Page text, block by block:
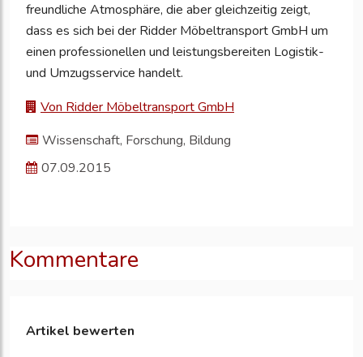
freundliche Atmosphäre, die aber gleichzeitig zeigt,
dass es sich bei der Ridder Möbeltransport GmbH um
einen professionellen und leistungsbereiten Logistik-
und Umzugsservice handelt.
Von Ridder Möbeltransport GmbH
Wissenschaft, Forschung, Bildung
07.09.2015
Kommentare
Artikel bewerten